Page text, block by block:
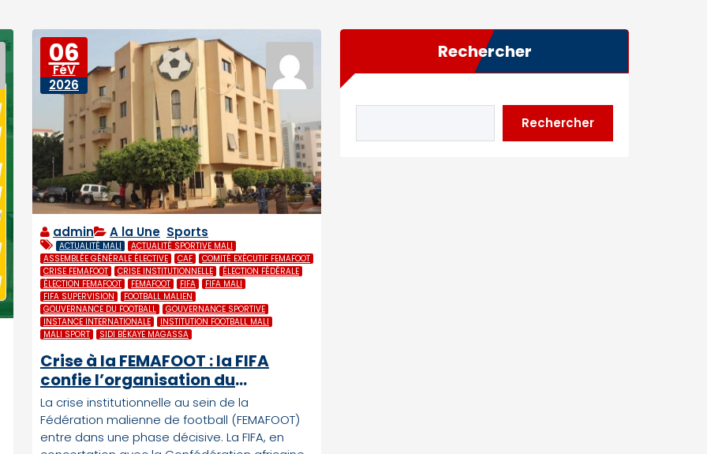
06
FéV
2026
admin A la Une Sports
ACTUALITÉ MALI
ACTUALITÉ SPORTIVE MALI
ASSEMBLÉE GÉNÉRALE ÉLECTIVE
CAF
COMITÉ EXÉCUTIF FEMAFOOT
CRISE FEMAFOOT
CRISE INSTITUTIONNELLE
ÉLECTION FÉDÉRALE
ÉLECTION FEMAFOOT
FEMAFOOT FIFA
FIFA MALI
FIFA SUPERVISION
FOOTBALL MALIEN
GOUVERNANCE DU FOOTBALL
GOUVERNANCE SPORTIVE
INSTANCE INTERNATIONALE
INSTITUTION FOOTBALL MALI
MALI SPORT
SIDI BÉKAYE MAGASSA
Crise à la FEMAFOOT : la FIFA
confie l’organisation du
processus électoral à Sidi
Békaye Magassa
La crise institutionnelle au sein de la
Fédération malienne de football (FEMAFOOT)
entre dans une phase décisive. La FIFA, en
Rechercher
Rechercher